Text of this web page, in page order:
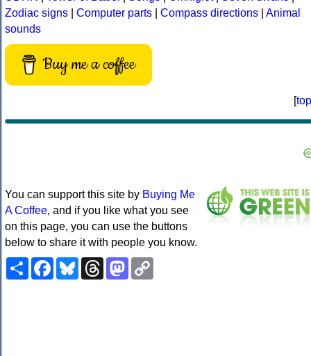
Zodiac signs
Computer parts Compass directions
Animal
sounds
Buy me a coffee
[top
You can support this site by Buying Me
A Coffee, and if you like what you see
on this page, you can use the buttons
below to share it with people you know.
ShareFacebookBlueskyThreadsMastodon